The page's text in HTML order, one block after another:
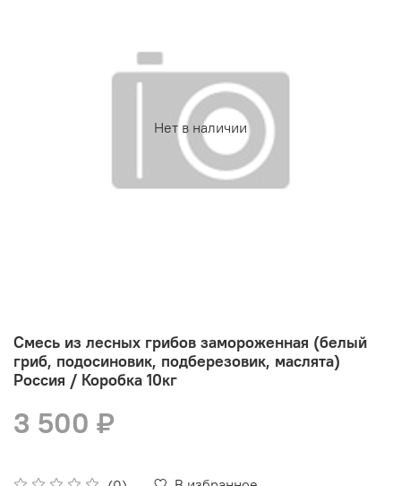
Нет в наличии
Смесь из лесных грибов замороженная (белый
гриб, подосиновик, подберезовик, маслята)
Россия / Коробка 10кг
3 500 ₽